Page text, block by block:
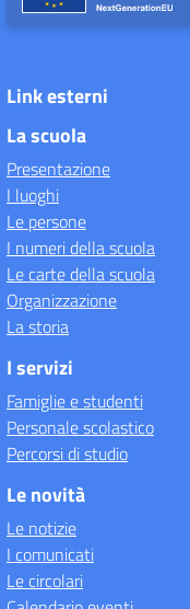
Link esterni
La scuola
Presentazione
I luoghi
Le persone
I numeri della scuola
Le carte della scuola
Organizzazione
La storia
I servizi
Famiglie e studenti
Personale scolastico
Percorsi di studio
Le novità
Le notizie
I comunicati
Le circolari